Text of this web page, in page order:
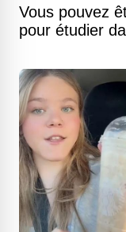
Vous pouvez
pour étudier